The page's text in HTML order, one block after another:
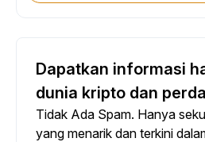
Dapatkan informasi
dunia kripto dan
Tidak Ada Spam. Hanya
yang menarik dan terkini